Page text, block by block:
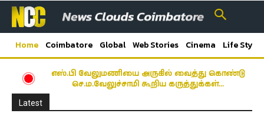
Home Coimbatore Global Web Stories Cinema Life Style
எஸ்.பி வேலுமணியை அருகில் வைத்து கொண்டு
செ.ம.வேலுச்சாமி கூறிய கருத்துக்கள்…
Latest